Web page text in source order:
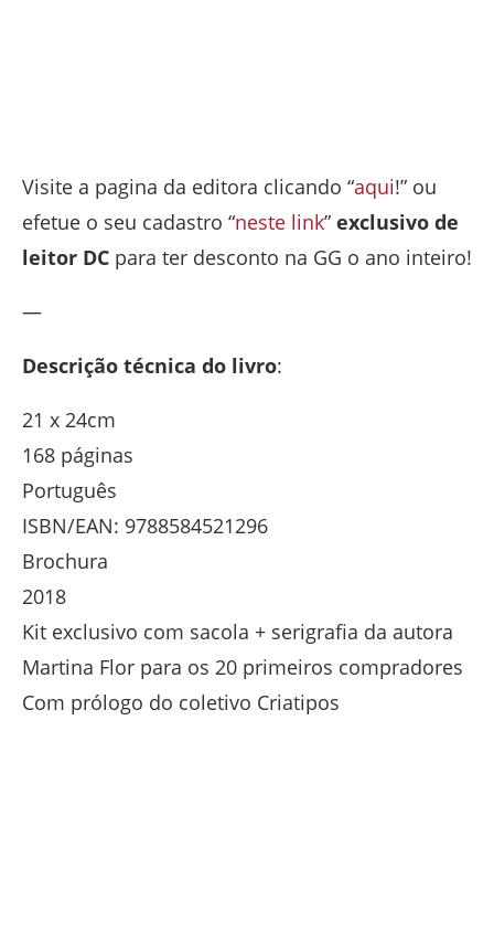
Visite a pagina da editora clicando “aqui!” ou
efetue o seu cadastro “neste link” exclusivo de
leitor DC para ter desconto na GG o ano inteiro!
—
Descrição técnica do livro:
21 x 24cm
168 páginas
Português
ISBN/EAN: 9788584521296
Brochura
2018
Kit exclusivo com sacola + serigrafia da autora
Martina Flor para os 20 primeiros compradores
Com prólogo do coletivo Criatipos